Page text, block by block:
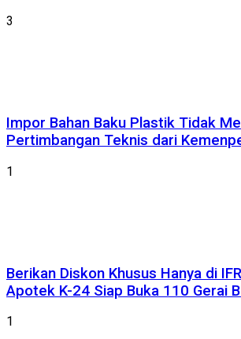
3
Impor Bahan Baku Plastik Tidak
Pertimbangan Teknis dari
1
Berikan Diskon Khusus Hanya di
Apotek K-24 Siap Buka 110 Gerai
1